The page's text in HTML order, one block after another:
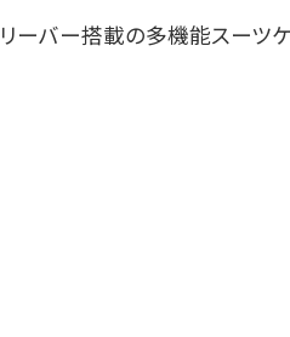
リーバー搭載の多機能スーツ